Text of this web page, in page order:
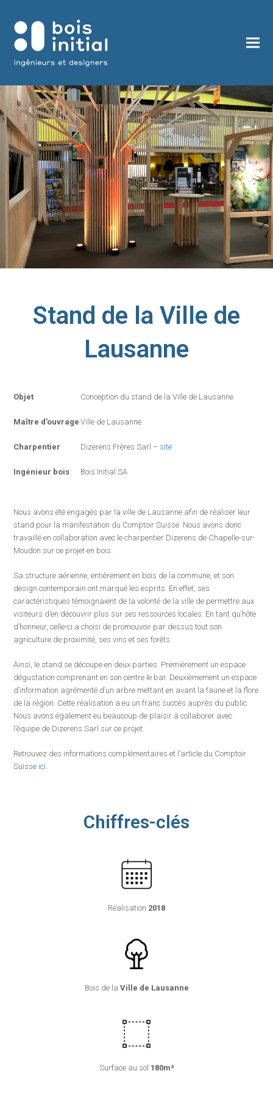
Stand de la Ville de
Lausanne
Objet Conception du stand de la Ville de Lausanne
Maître d’ouvrage Ville de Lausanne
Charpentier Dizerens Frères Sarl – site
Ingénieur bois Bois Initial SA
Nous avons été engagés par la ville de Lausanne afin de réaliser leur
stand pour la manifestation du Comptoir Suisse. Nous avons donc
travaillé en collaboration avec le charpentier Dizerens de Chapelle-sur-
Moudon sur ce projet en bois.
Sa structure aérienne, entièrement en bois de la commune, et son
design contemporain ont marqué les esprits. En effet, ses
caractéristiques témoignaient de la volonté de la ville de permettre aux
visiteurs d’en découvrir plus sur ses ressources locales. En tant qu’hôte
d’honneur, celle-ci a choisi de promouvoir par dessus tout son
agriculture de proximité, ses vins et ses forêts.
Ainsi, le stand se découpe en deux parties. Premièrement un espace
dégustation comprenant en son centre le bar. Deuxièmement un espace
d’information agrémenté d’un arbre mettant en avant la faune et la flore
de la région. Cette réalisation a eu un franc succès auprès du public.
Nous avons également eu beaucoup de plaisir à collaborer avec
l’équipe de Dizerens Sarl sur ce projet.
Retrouvez des informations complémentaires et l’article du Comptoir
Suisse ici.
Chiffres-clés
Réalisation 2018
Bois de la Ville de Lausanne
Surface au sol 180m²